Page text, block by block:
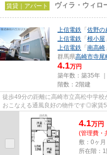
賃貸｜アパート ヴィラ・ウィロ
上信電鉄 「 佐野の
上信電鉄 「 根小屋
上信電鉄 「 南高崎
群馬県高崎市寺尾
4.1万円
築年数：築35年
階数：2階建
徒歩49分の距離に高崎市立高松中学
おこなえる通風良好の物件です◎家賃
ー Ⅱ」のここがイチオシ◎高崎市エ...
4.1万円
(管理費・
敷：0ヶ
所在階：